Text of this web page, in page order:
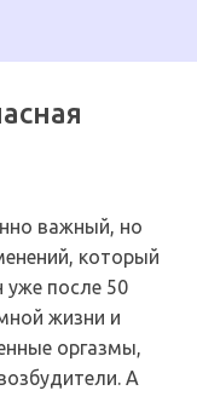
важный, но
который
уже после 50
жизни и
оргазмы,
А